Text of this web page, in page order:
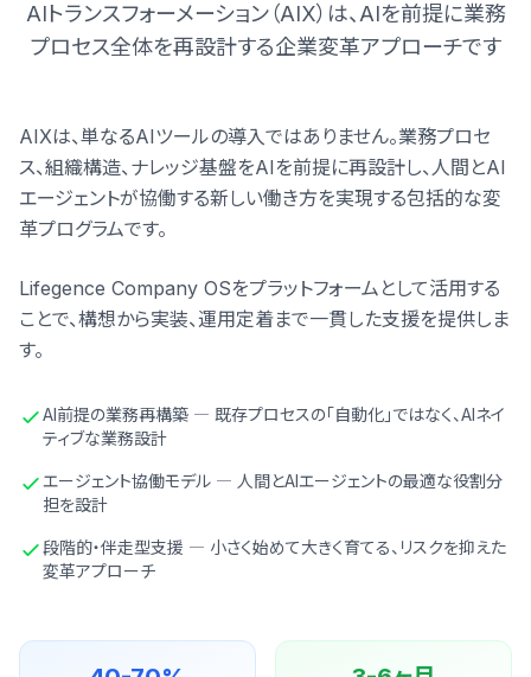
AIトランスフォーメーション（AIX）は、AIを前提に業務
プロセス全体を再設計する企業変革アプローチです
AIXは、単なるAIツールの導入ではありません。業務プロセ
ス、組織構造、ナレッジ基盤をAIを前提に再設計し、人間とAI
エージェントが協働する新しい働き方を実現する包括的な変
革プログラムです。
Lifegence Company OSをプラットフォームとして活用する
ことで、構想から実装、運用定着まで一貫した支援を提供しま
す。
AI前提の業務再構築 ― 既存プロセスの「自動化」ではなく、AIネイ
ティブな業務設計
エージェント協働モデル ― 人間とAIエージェントの最適な役割分
担を設計
段階的・伴走型支援 ― 小さく始めて大きく育てる、リスクを抑えた
変革アプローチ